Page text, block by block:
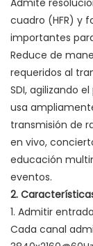
Admite
cuadro (HFR) y
importantes
Reduce de
requeridos al
SDI, agilizando
usa
transmisión de
en vivo,
educación
eventos.
2.
1. Admitir
Cada canal